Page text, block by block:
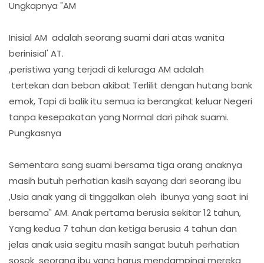
Ungkapnya "AM
Inisial AM adalah seorang suami dari atas wanita
berinisial' AT.
,peristiwa yang terjadi di keluraga AM adalah
tertekan dan beban akibat Terlilit dengan hutang bank
emok, Tapi di balik itu semua ia berangkat keluar Negeri
tanpa kesepakatan yang Normal dari pihak suami.
Pungkasnya
Sementara sang suami bersama tiga orang anaknya
masih butuh perhatian kasih sayang dari seorang ibu
,Usia anak yang di tinggalkan oleh ibunya yang saat ini
bersama" AM. Anak pertama berusia sekitar 12 tahun,
Yang kedua 7 tahun dan ketiga berusia 4 tahun dan
jelas anak usia segitu masih sangat butuh perhatian
sosok seorang ibu yang harus mendampingi mereka